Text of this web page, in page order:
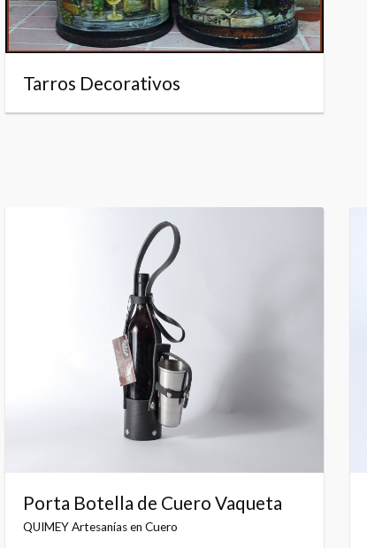
Tarros Decorativos
Porta Botella de Cuero Vaqueta
QUIMEY Artesanías en Cuero